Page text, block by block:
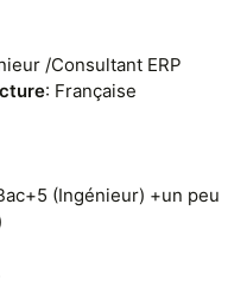
/Consultant ERP
: Française
(Ingénieur) +un peu